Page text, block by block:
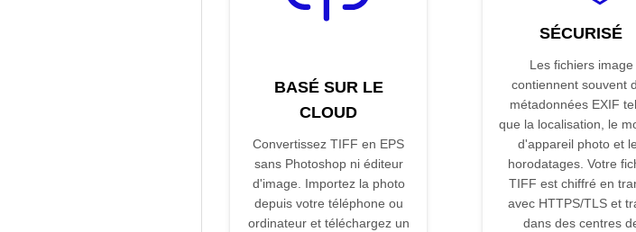
BASÉ SUR LE
CLOUD
Convertissez TIFF en EPS
sans Photoshop ni éditeur
d'image. Importez la photo
depuis votre téléphone ou
ordinateur et téléchargez un
SÉCURISÉ
Les fichiers image
contiennent souvent
métadonnées EXIF
que la localisation, le
d'appareil photo et
horodatages. Votre
TIFF est chiffré en
avec HTTPS/TLS et
dans des centres